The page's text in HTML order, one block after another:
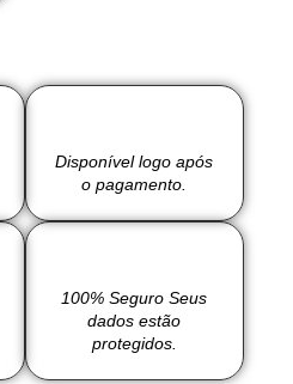
Disponível logo após
o pagamento.
100% Seguro Seus
dados estão
protegidos.